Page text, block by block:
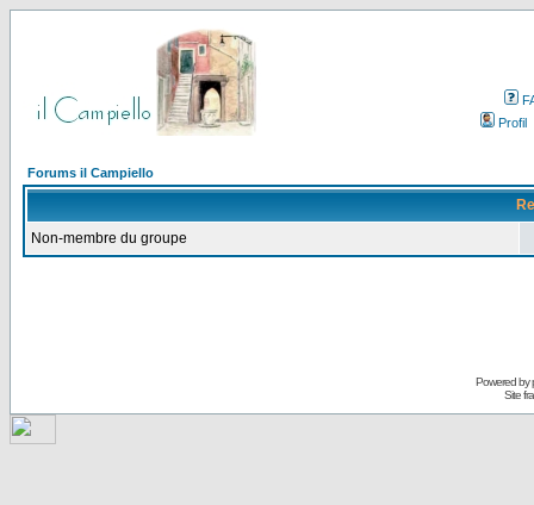
Profil
Forums il Campiello
Non-membre du groupe
Powered by
Site